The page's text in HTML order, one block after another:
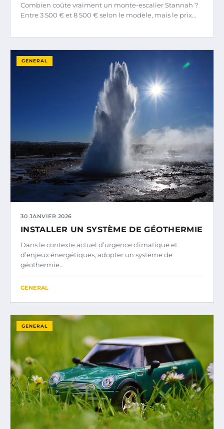
Combien coûte vraiment un monte-escalier Stannah ?
Entre 3 500 € et 8 500 € selon le modèle, mais le prix…
GENERAL
30 JANVIER 2026
INSTALLER UN SYSTÈME DE GÉOTHERMIE
Dans le contexte actuel d’urgence climatique et
d’enjeux énergétiques, adopter un système de
géothermie…
GENERAL
GENERAL